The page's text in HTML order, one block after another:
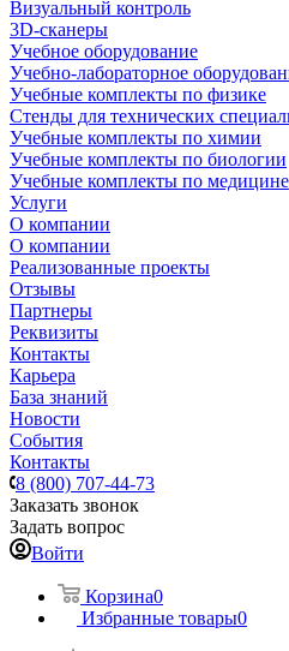
Визуальный контроль
3D-сканеры
Учебное оборудование
Учебно-лабораторное
Учебные комплекты по физике
Стенды для технических
Учебные комплекты по химии
Учебные комплекты по биологии
Учебные комплекты по медицине
Услуги
О компании
О компании
Реализованные проекты
Отзывы
Партнеры
Реквизиты
Контакты
Карьера
База знаний
Новости
События
Контакты
8 (800) 707-44-73
Заказать звонок
Задать вопрос
Войти
Корзина0
Избранные товары0